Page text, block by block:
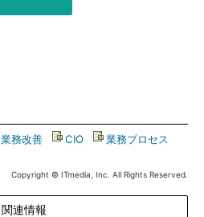
業務改善 CIO 業務プロセス
Copyright © ITmedia, Inc. All Rights Reserved.
関連情報